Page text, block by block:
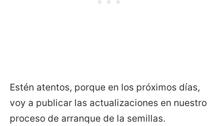
Estén atentos, porque en los próximos días,
voy a publicar las actualizaciones en nuestro
proceso de arranque de la semillas.